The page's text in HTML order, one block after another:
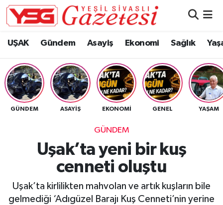
UŞAK Gündem Asayiş Ekonomi Sağlık
GÜNDEM ASAYIŞ EKONOMI GENEL YAŞAM
GÜNDEM
Uşak’ta yeni bir kuş
cenneti oluştu
Uşak’ta kirlilikten mahvolan ve artık kuşların bile
gelmediği ‘Adıgüzel Barajı Kuş Cenneti’nin yerine
Hava Durumu
Namaz Vakitleri
Trafik Durumu
Tüm Manşetler
Son Dakika Haberleri